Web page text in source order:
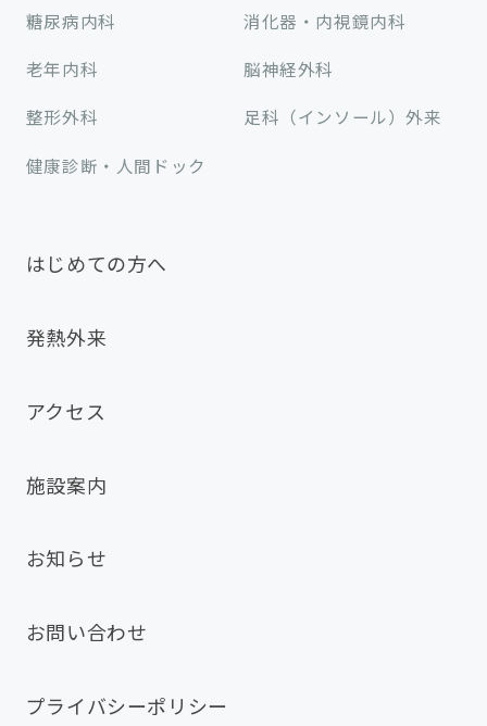
糖尿病内科 消化器・内視鏡内科
老年内科 脳神経外科
整形外科 足科（インソール）外来
健康診断・人間ドック
はじめての方へ
発熱外来
アクセス
施設案内
お知らせ
お問い合わせ
プライバシーポリシー